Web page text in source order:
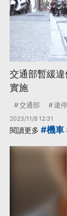
交通部暫緩
實施
交通部 違停
2023/11/8 12:31
閱讀更多 #機車